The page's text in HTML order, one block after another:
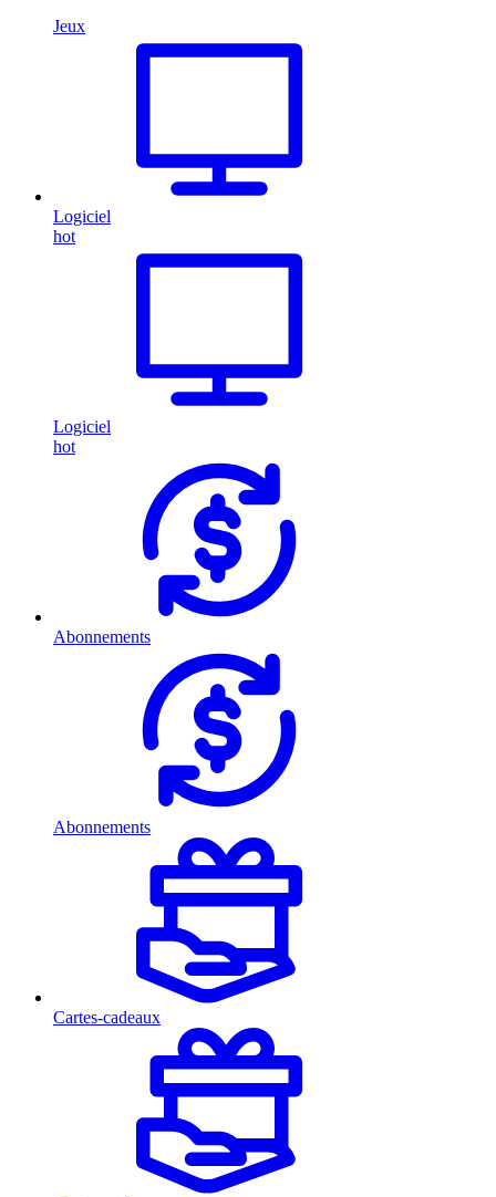
Jeux
Logiciel
hot
Logiciel
hot
Abonnements
Abonnements
Cartes-cadeaux